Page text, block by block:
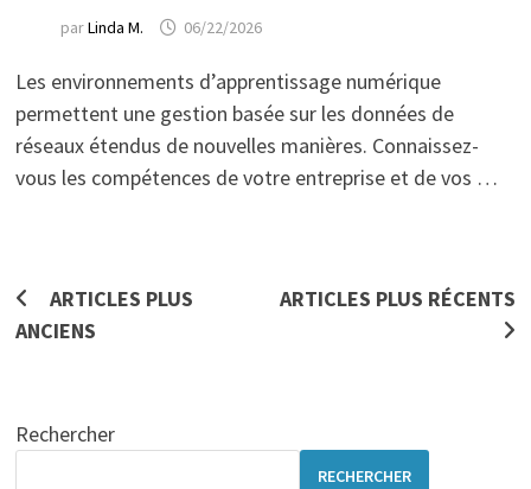
parLinda M. 06/22/2026
Les environnements d’apprentissage numérique
permettent une gestion basée sur les données de
réseaux étendus de nouvelles manières. Connaissez-
vous les compétences de votre entreprise et de vos …
Navigation
des
ARTICLES PLUS
ANCIENS
ARTICLES PLUS RÉCENTS
Rechercher
RECHERCHER